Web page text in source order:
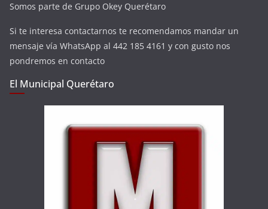
Somos parte de Grupo Okey Querétaro
Si te interesa contactarnos te recomendamos mandar un
mensaje vía WhatsApp al 442 185 4161 y con gusto nos
pondremos en contacto
El Municipal Querétaro